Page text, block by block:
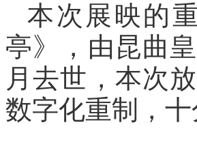
本次展映的
亭》，由昆曲
月去世，本次
数字化重制，十